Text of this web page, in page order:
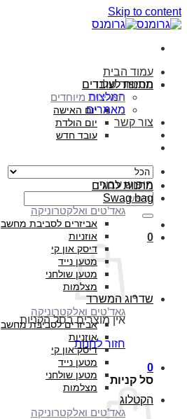
Skip to content
עמוד הבית
הסיפור שלנו
המלצות
מאמרים
צור קשר
חיפוש עבור:
0
אין מוצרים בסל הקניות.
חזור לחנות
0
סל קניות
מתנות לעובדים
תאריכים מיוחדים
יום האישה
יום הולדת
עובד חדש
מתנות לחגים
Swag bag
גאד’טים ואלקטרוניקה
אביזרים לסביבת מחשב
אוזניות
דיסק און קי
מטען נייד
מטען שולחני
מצלמות
שדרוג המשרד
גאד’טים ואלקטרוניקה
אביזרים לסביבת מחשב
אוזניות
דיסק און קי
מטען נייד
מטען שולחני
מצלמות
הקטלוג
גאד’טים ואלקטרוניקה